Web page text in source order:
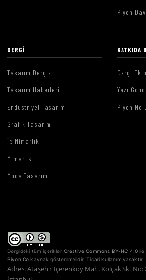
Piyon
DERGI
Tasarım Dergisi
Tasarım Haberleri
Endüstriyel Tasarım
Grafik Tasarım
İç Mimarlık
Mimarlık
Moda Tasarım
KATKIDA
Dergi
Yazı
Piyon Ne
Dergideki tüm içerikler Creative Commons BY-NC 4.0 ile
Piyon.Co kaynak gösterilmelidir. Ticari kullanım yasaktır.
Adres: Ataşehir İçerenköy Mah. Kolçak Sk. No: